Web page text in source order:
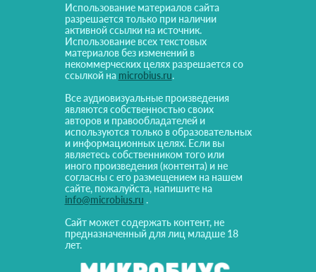
Использование материалов сайта
разрешается только при наличии
активной ссылки на источник.
Использование всех текстовых
материалов без изменений в
некоммерческих целях разрешается со
ссылкой на microbius.ru.
Все аудиовизуальные произведения
являются собственностью своих
авторов и правообладателей и
используются только в образовательных
и информационных целях. Если вы
являетесь собственником того или
иного произведения (контента) и не
согласны с его размещением на нашем
сайте, пожалуйста, напишите на
info@microbius.ru .
Сайт может содержать контент, не
предназначенный для лиц младше 18
лет.